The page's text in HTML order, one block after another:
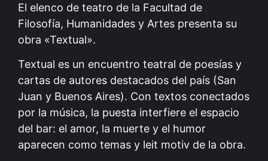
El elenco de teatro de la Facultad de
Filosofía, Humanidades y Artes presenta su
obra «Textual».
Textual es un encuentro teatral de poesías y
cartas de autores destacados del país (San
Juan y Buenos Aires). Con textos conectados
por la música, la puesta interfiere el espacio
del bar: el amor, la muerte y el humor
aparecen como temas y leit motiv de la obra.